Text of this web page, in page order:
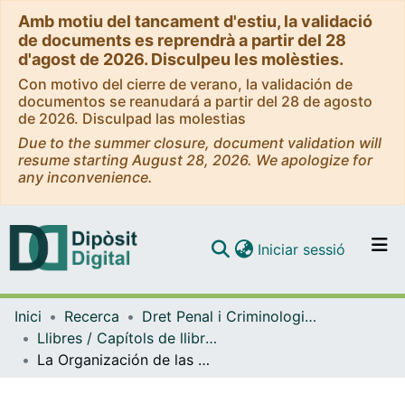
Amb motiu del tancament d'estiu, la validació
de documents es reprendrà a partir del 28
d'agost de 2026. Disculpeu les molèsties.
Con motivo del cierre de verano, la validación de
documentos se reanudará a partir del 28 de agosto
de 2026. Disculpad las molestias
Due to the summer closure, document validation will
resume starting August 28, 2026. We apologize for
any inconvenience.
Navega per tot el DD
Iniciar sessió (current)
Inici Recerca
Dret Penal i Criminologia, i Dret Internacional Públic i Relacions Internacional
Llibres / Capítols de llibre (Dret Penal i Criminologia, i Dret Internacional Públic i Relacions Internacionals)
La Organización de las Naciones Unidas ante los desastres naturales